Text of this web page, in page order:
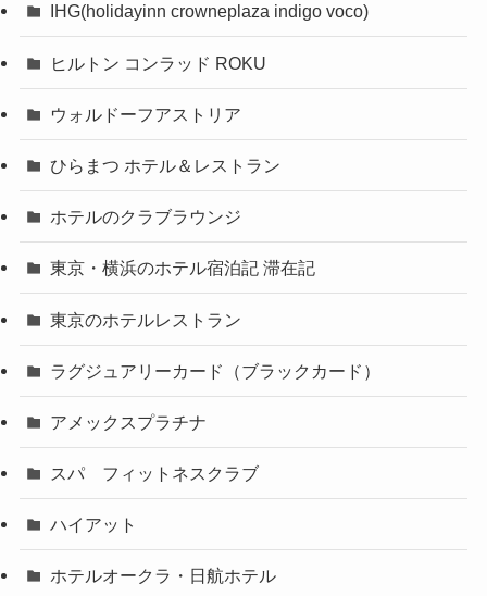
IHG(holidayinn crowneplaza indigo voco)
ヒルトン コンラッド ROKU
ウォルドーフアストリア
ひらまつ ホテル＆レストラン
ホテルのクラブラウンジ
東京・横浜のホテル宿泊記 滞在記
東京のホテルレストラン
ラグジュアリーカード（ブラックカード）
アメックスプラチナ
スパ フィットネスクラブ
ハイアット
ホテルオークラ・日航ホテル